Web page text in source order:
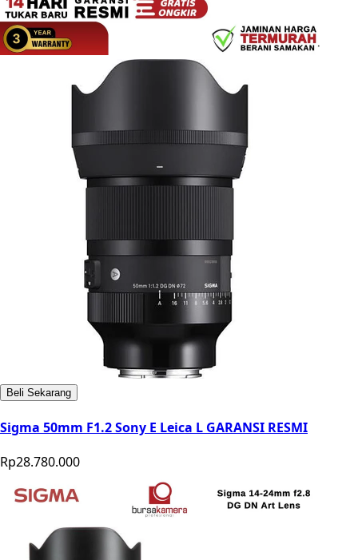
Beli Sekarang
Sigma 50mm F1.2 Sony E Leica L GARANSI RESMI
Rp28.780.000